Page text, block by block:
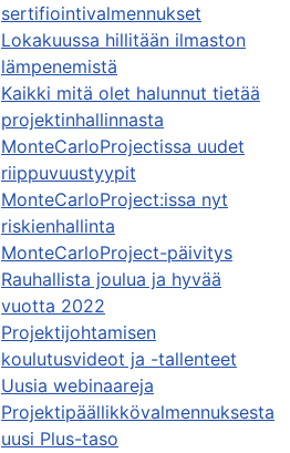
sertifiointivalmennukset
Lokakuussa hillitään ilmaston
lämpenemistä
Kaikki mitä olet halunnut tietää
projektinhallinnasta
MonteCarloProjectissa uudet
riippuvuustyypit
MonteCarloProject:issa nyt
riskienhallinta
MonteCarloProject-päivitys
Rauhallista joulua ja hyvää
vuotta 2022
Projektijohtamisen
koulutusvideot ja -tallenteet
Uusia webinaareja
Projektipäällikkövalmennuksesta
uusi Plus-taso